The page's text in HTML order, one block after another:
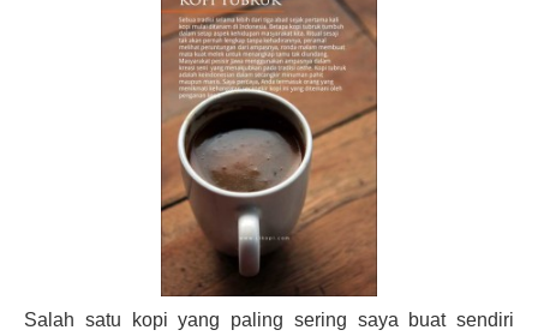
Salah satu kopi yang paling sering saya buat sendiri